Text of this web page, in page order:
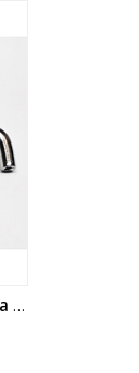
Art.5393/7942-11 128x8 mm Manija puente cromo